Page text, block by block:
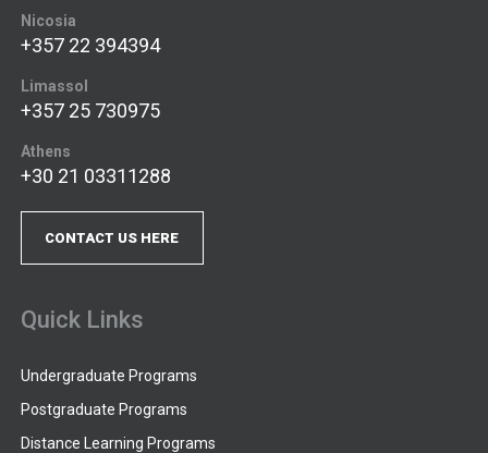
Nicosia
+357 22 394394
Limassol
+357 25 730975
Athens
+30 21 03311288
CONTACT US HERE
Quick Links
Undergraduate Programs
Postgraduate Programs
Distance Learning Programs